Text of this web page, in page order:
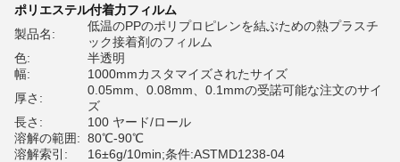
ポリエステル付着力フィルム
製品名:
低温のPPのポリプロピレンを結ぶための熱プラスチ
ック接着剤のフィルム
色:
半透明
幅:
1000mmカスタマイズされたサイズ
厚さ:
0.05mm、0.08mm、0.1mmの受諾可能な注文のサイ
ズ
長さ:
100 ヤード/ロール
溶解の範囲: 80℃-90℃
溶解索引:
16±6g/10min;条件:ASTMD1238-04